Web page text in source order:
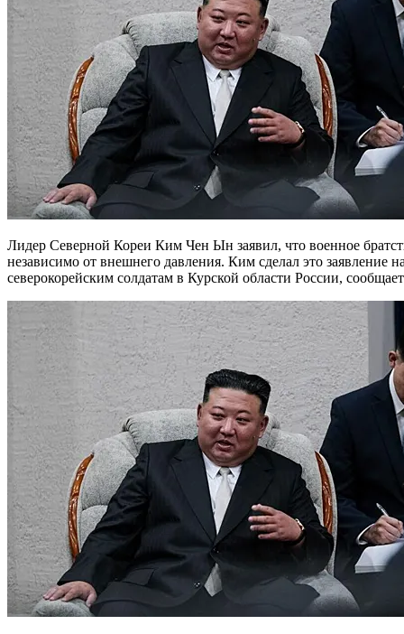
Лидер Северной Кореи Ким Чен Ын заявил, что военное братство между КНДР и Россией будет укрепляться
независимо от внешнего давления. Ким сделал это заявление
северокорейским солдатам в Курской области России,